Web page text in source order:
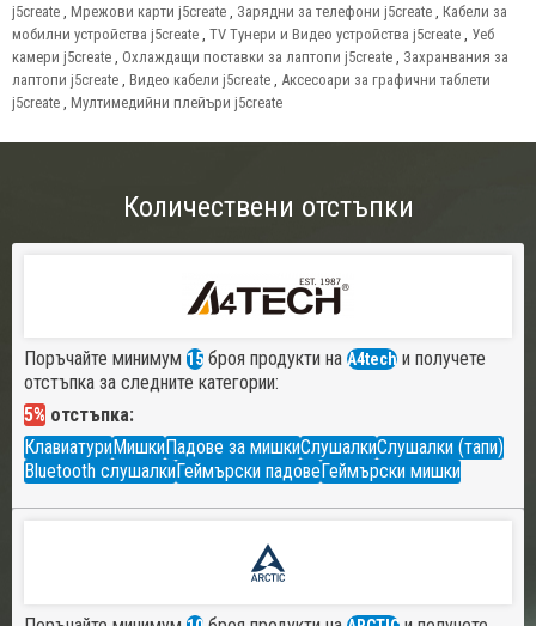
j5create , Мрежови карти j5create , Зарядни за телефони j5create , Кабели за
мобилни устройства j5create , TV Тунери и Видео устройства j5create , Уеб
камери j5create , Охлаждащи поставки за лаптопи j5create , Захранвания за
лаптопи j5create , Видео кабели j5create , Аксесоари за графични таблети
j5create , Мултимедийни плейъри j5create
Количествени отстъпки
Поръчайте минимум 15 броя продукти на A4tech и получете
отстъпка за следните категории:
5% отстъпка:
КлавиатуриМишкиПадове за мишкиСлушалкиСлушалки (тапи)
Bluetooth слушалкиГеймърски падовеГеймърски мишки